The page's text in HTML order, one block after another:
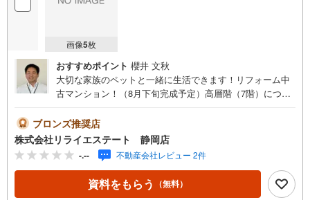
画像5枚
おすすめポイント 櫻井 文秋
大切な家族のペットと一緒に生活できます！リフォーム中
古マンション！（8月下旬完成予定）高層階（7階）につ
ット対面キッチンで開放感の溢れる空間です！
ブロンズ推奨店
株式会社リライエステート 静岡店
-.-- 不動産会社レビュー 2件
資料をもらう （無料）